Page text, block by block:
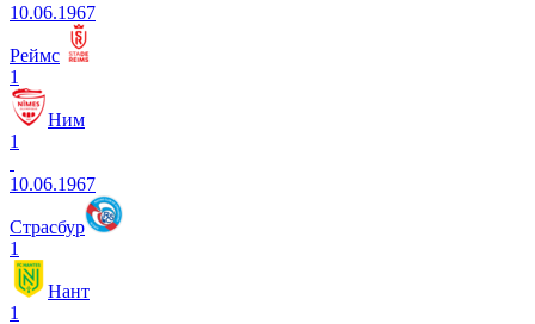
10.06.1967
Реймс
1
Ним
1
10.06.1967
Страсбур
1
Нант
1